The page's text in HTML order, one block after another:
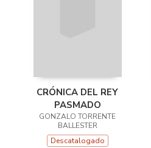
CRÓNICA DEL REY
PASMADO
GONZALO TORRENTE
BALLESTER
Descatalogado